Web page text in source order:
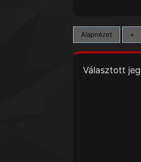
Alapnézet +
Választott